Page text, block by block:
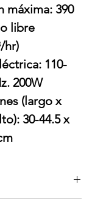
máxima: 390
libre
hr)
110-
200W
(largo x
30-44.5 x